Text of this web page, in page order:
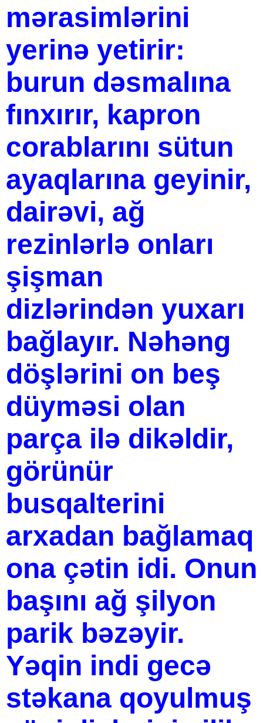
mərasimlərini
yerinə yetirir:
burun dəsmalına
fınxırır, kapron
corablarını sütun
ayaqlarına geyinir,
dairəvi, ağ
rezinlərlə onları
şişman
dizlərindən yuxarı
bağlayır. Nəhəng
döşlərini on beş
düyməsi olan
parça ilə dikəldir,
görünür
busqalterini
arxadan bağlamaq
ona çətin idi. Onun
başını ağ şilyon
parik bəzəyir.
Yəqin indi gecə
stəkana qoyulmuş